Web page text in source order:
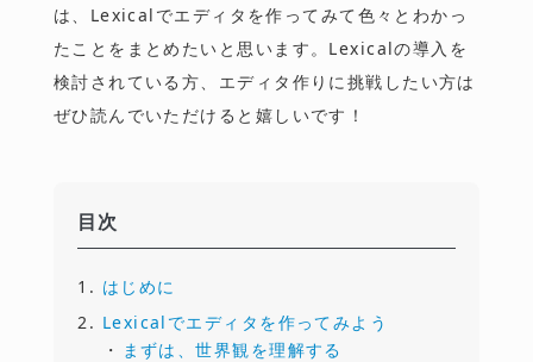
は、Lexicalでエディタを作ってみて色々とわかっ
たことをまとめたいと思います。Lexicalの導入を
検討されている方、エディタ作りに挑戦したい方は
ぜひ読んでいただけると嬉しいです！
はじめに
Lexicalでエディタを作ってみよう
まずは、世界観を理解する